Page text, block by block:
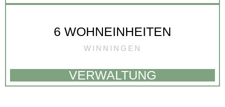
6 WOHNEINHEITEN
WINNINGEN
VERWALTUNG